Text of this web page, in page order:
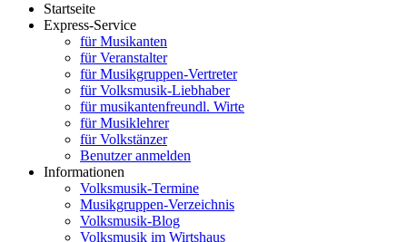
Startseite
Express-Service
für Musikanten
für Veranstalter
für Musikgruppen-Vertreter
für Volksmusik-Liebhaber
für musikantenfreundl. Wirte
für Musiklehrer
für Volkstänzer
Benutzer anmelden
Informationen
Volksmusik-Termine
Musikgruppen-Verzeichnis
Volksmusik-Blog
Volksmusik im Wirtshaus